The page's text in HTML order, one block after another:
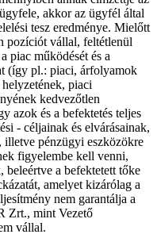
akkor az ügyfél által
tesz eredménye. Mielőtt
pozíciót vállal, feltétlenül
piac működését és a
(így pl.: piaci, árfolyamok
piaci
kedvezőtlen
azok és a befektetés teljes
- céljainak és elvárásainak,
illetve pénzügyi eszközökre
figyelembe kell venni,
beleértve a befektetett tőke
amelyet kizárólag a
nem garantálja a
Zrt., mint Vezető
vállal.